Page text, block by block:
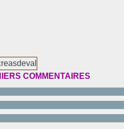
COMMENTAIRES